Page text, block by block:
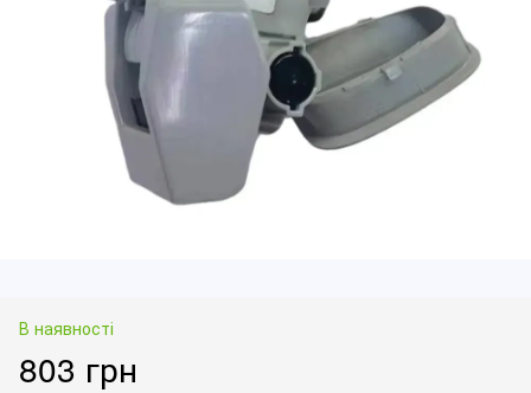
В наявності
803 грн